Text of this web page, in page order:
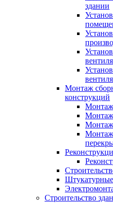
здании
Монтаж
конструкций
Монтаж
Монтаж
Монтаж
Строительство